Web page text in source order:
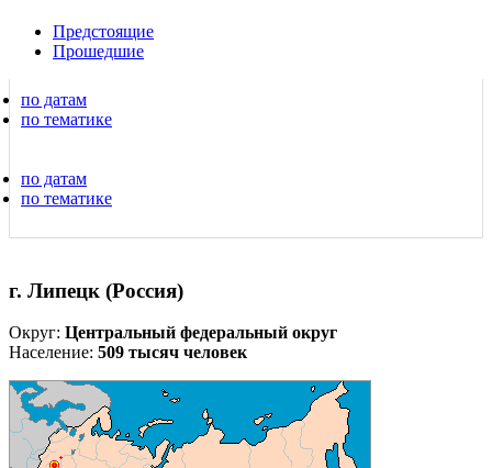
Предстоящие
Прошедшие
по датам
по тематике
по датам
по тематике
г. Липецк (Россия)
Округ: Центральный федеральный округ
Население: 509 тысяч человек